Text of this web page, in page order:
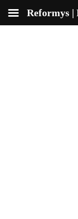
Reformys |